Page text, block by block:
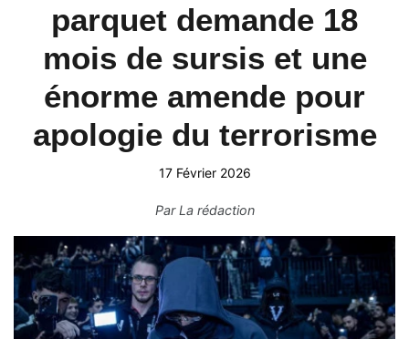
parquet demande 18
mois de sursis et une
énorme amende pour
apologie du terrorisme
17 Février 2026
ParLa rédaction